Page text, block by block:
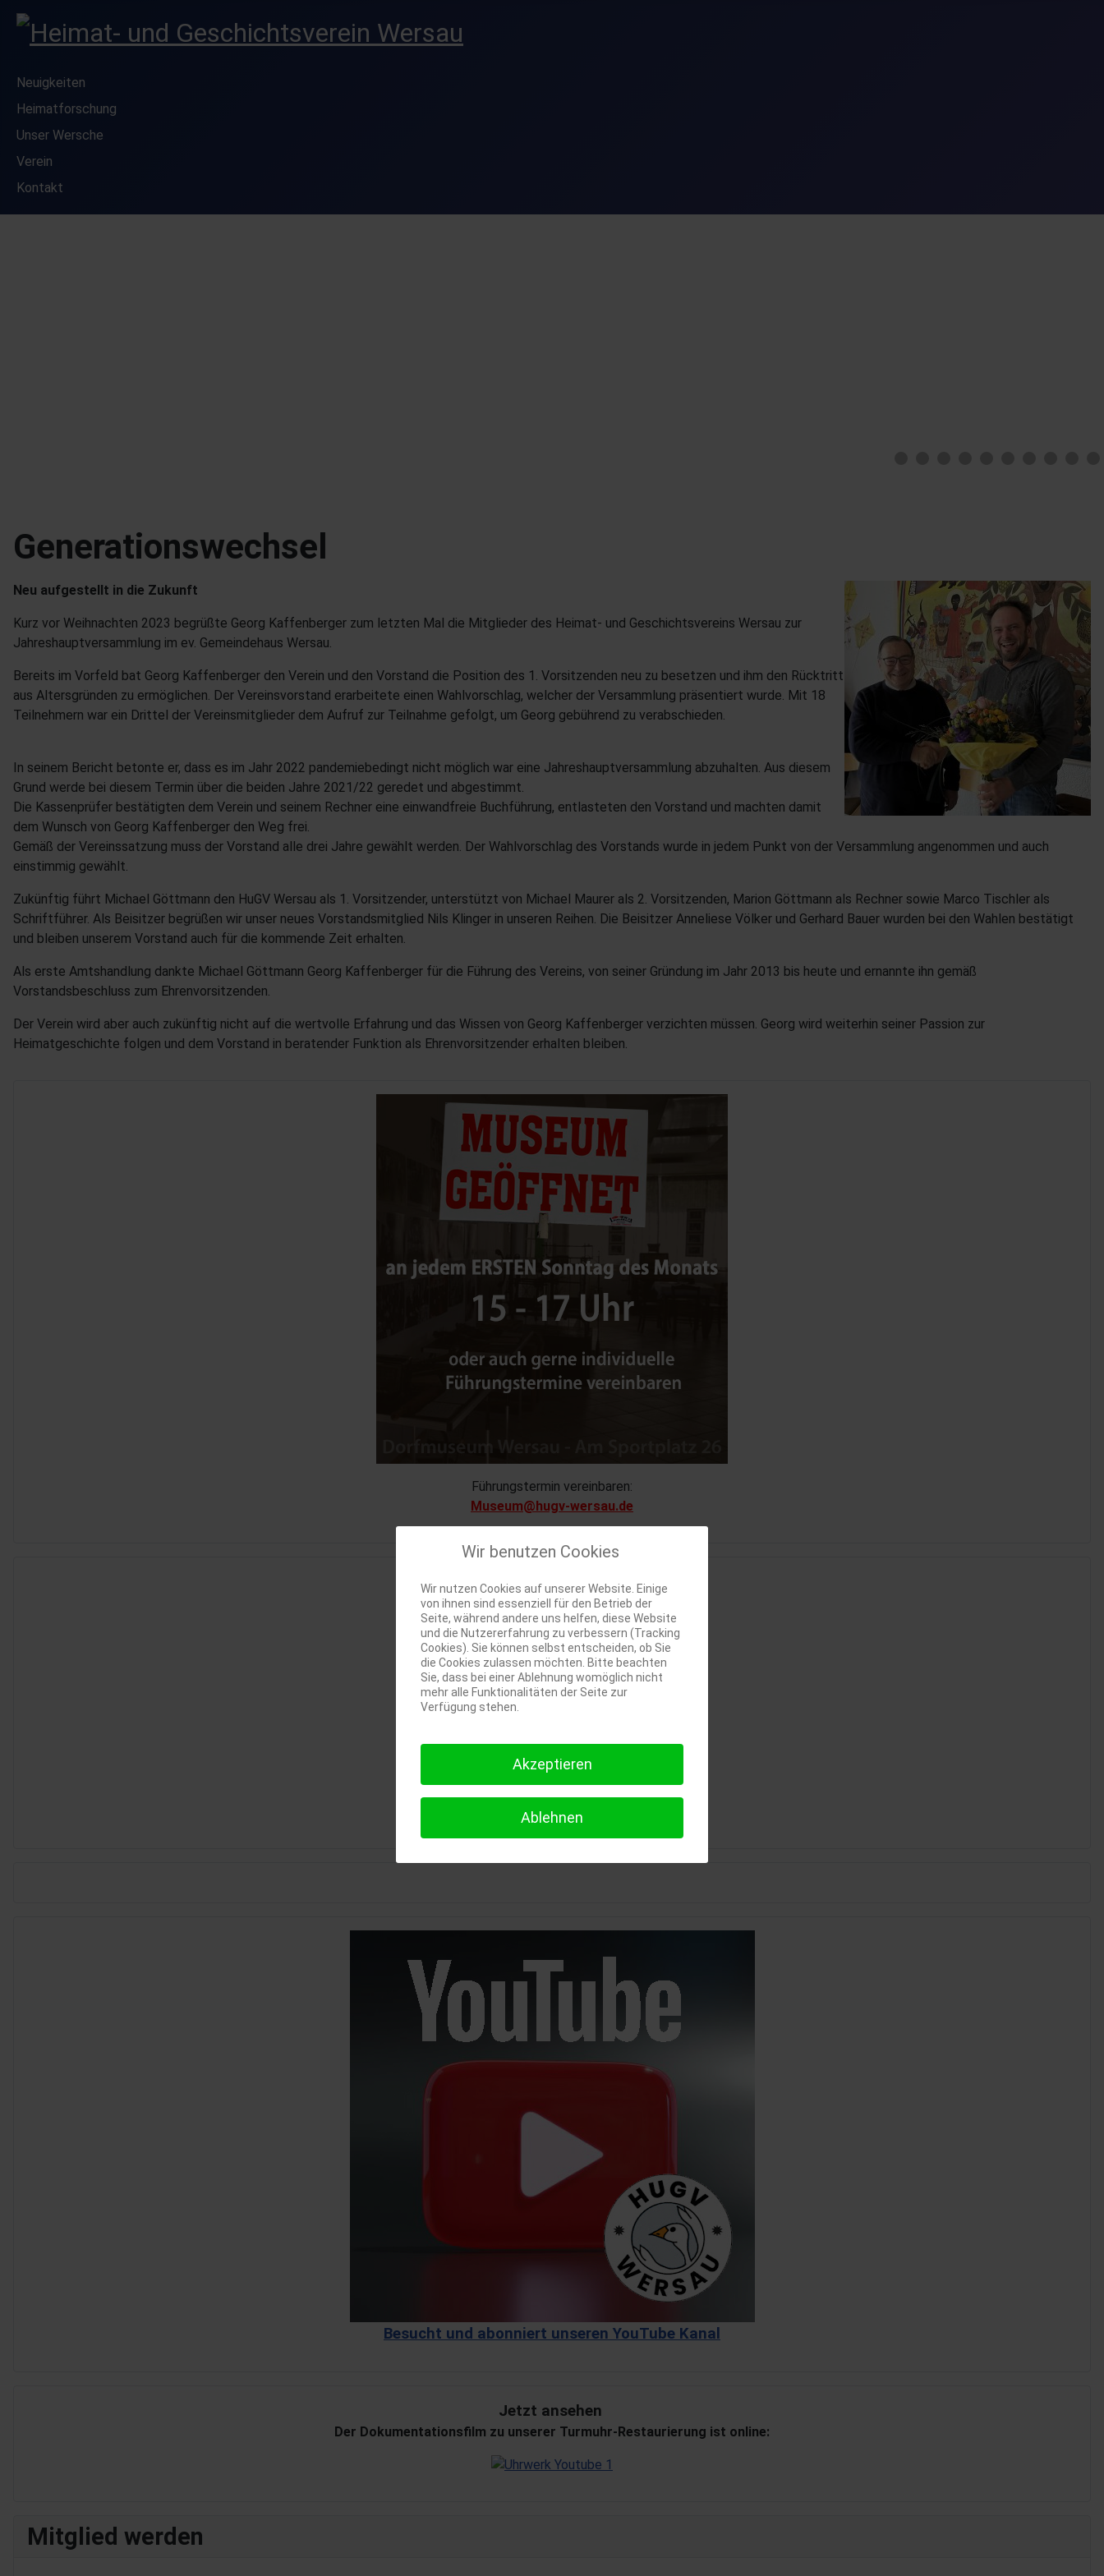
Neuigkeiten
Heimatforschung
Unser Wersche
Verein
Kontakt
Generationswechsel
Neu aufgestellt in die Zukunft
Kurz vor Weihnachten 2023 begrüßte Georg Kaffenberger zum letzten Mal die Mitglieder des Heimat- und Geschichtsvereins Wersau zur
Jahreshauptversammlung im ev. Gemeindehaus Wersau.
Bereits im Vorfeld bat Georg Kaffenberger den Verein und den Vorstand die Position des 1. Vorsitzenden neu zu besetzen und ihm den Rücktritt
aus Altersgründen zu ermöglichen. Der Vereinsvorstand erarbeitete einen Wahlvorschlag, welcher der Versammlung präsentiert wurde. Mit 18
Teilnehmern war ein Drittel der Vereinsmitglieder dem Aufruf zur Teilnahme gefolgt, um Georg gebührend zu verabschieden.
In seinem Bericht betonte er, dass es im Jahr 2022 pandemiebedingt nicht möglich war eine Jahreshauptversammlung abzuhalten. Aus diesem
Grund werde bei diesem Termin über die beiden Jahre 2021/22 geredet und abgestimmt.
Die Kassenprüfer bestätigten dem Verein und seinem Rechner eine einwandfreie Buchführung, entlasteten den Vorstand und machten damit
dem Wunsch von Georg Kaffenberger den Weg frei.
Gemäß der Vereinssatzung muss der Vorstand alle drei Jahre gewählt werden. Der Wahlvorschlag des Vorstands wurde in jedem Punkt von der Versammlung angenommen und auch
einstimmig gewählt.
Zukünftig führt Michael Göttmann den HuGV Wersau als 1. Vorsitzender, unterstützt von Michael Maurer als 2. Vorsitzenden, Marion Göttmann als Rechner sowie Marco Tischler als
Schriftführer. Als Beisitzer begrüßen wir unser neues Vorstandsmitglied Nils Klinger in unseren Reihen. Die Beisitzer Anneliese Völker und Gerhard Bauer wurden bei den Wahlen bestätigt
und bleiben unserem Vorstand auch für die kommende Zeit erhalten.
Als erste Amtshandlung dankte Michael Göttmann Georg Kaffenberger für die Führung des Vereins, von seiner Gründung im Jahr 2013 bis heute und ernannte ihn gemäß
Vorstandsbeschluss zum Ehrenvorsitzenden.
Der Verein wird aber auch zukünftig nicht auf die wertvolle Erfahrung und das Wissen von Georg Kaffenberger verzichten müssen. Georg wird weiterhin seiner Passion zur
Heimatgeschichte folgen und dem Vorstand in beratender Funktion als Ehrenvorsitzender erhalten bleiben.
Führungstermin vereinbaren:
Museum@hugv-wersau.de
Aktuelles Wetter
und Statistiken:
Wetterstation Wersau ⇒
Besucht und abonniert unseren YouTube Kanal
Jetzt ansehen
Der Dokumentationsfilm zu unserer Turmuhr-Restaurierung ist online:
Mitglied werden
Wir benutzen Cookies
Wir nutzen Cookies auf unserer Website. Einige
von ihnen sind essenziell für den Betrieb der
Seite, während andere uns helfen, diese Website
und die Nutzererfahrung zu verbessern (Tracking
Cookies). Sie können selbst entscheiden, ob Sie
die Cookies zulassen möchten. Bitte beachten
Sie, dass bei einer Ablehnung womöglich nicht
mehr alle Funktionalitäten der Seite zur
Verfügung stehen.
Akzeptieren
Ablehnen